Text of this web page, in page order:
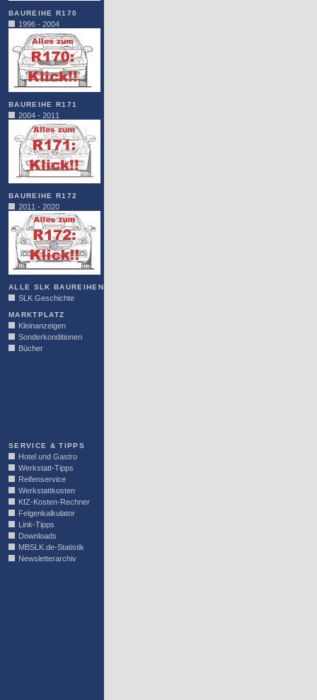
BAUREIHE R170
1996 - 2004
BAUREIHE R171
2004 - 2011
BAUREIHE R172
2011 - 2020
ALLE SLK BAUREIHEN
SLK Geschichte
MARKTPLATZ
Kleinanzeigen
Sonderkonditionen
Bücher
SERVICE & TIPPS
Hotel und Gastro
Werkstatt-Tipps
Reifenservice
Werkstattkosten
KfZ-Kosten-Rechner
Felgenkalkulator
Link-Tipps
Downloads
MBSLK.de-Statistik
Newsletterarchiv